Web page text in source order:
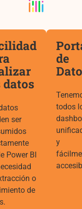
datos
ser
Power BI
o
de
de
todos
y